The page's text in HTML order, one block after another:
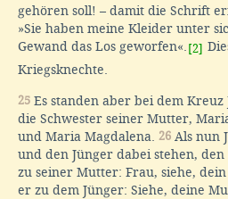
gehören soll! – damit die Schrift
»Sie haben meine Kleider unter
Gewand das Los geworfen«. [2]
Kriegsknechte.
25 Es standen aber bei dem Kreuz
die Schwester seiner Mutter,
und Maria Magdalena. 26 Als nun
und den Jünger dabei stehen,
zu seiner Mutter: Frau, siehe, dein
er zu dem Jünger: Siehe, deine